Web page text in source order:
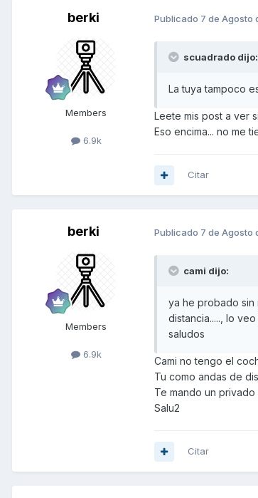
berki
Members
6.9k
Publicado 7 de Agosto
scuadrado dijo:
La tuya tampoco
Leete mis post a ver
Eso encima... no me
Citar
berki
Members
6.9k
Publicado 7 de Agosto
cami dijo:
ya he probado sin
distancia....., lo
saludos
Cami no tengo el
Tu como andas de
Te mando un
Salu2
Citar